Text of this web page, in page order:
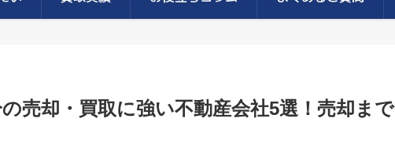
の売却・買取に強い不動産会社5選！売却まで